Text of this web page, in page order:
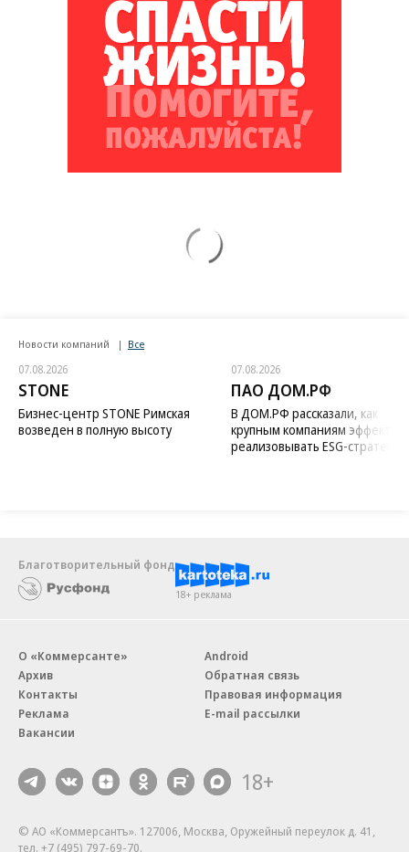
Новости компаний Все
07.08.2026
STONE
Бизнес-центр STONE Римская
возведен в полную высоту
07.08.2026
ПАО ДОМ.РФ
В ДОМ.РФ рассказали, как
крупным компаниям
реализовывать ESG-стратегию
Благотворительный фонд
18+ реклама
О «Коммерсанте»
Архив
Контакты
Реклама
Вакансии
Android
Обратная связь
Правовая информация
E-mail рассылки
18+
© АО «Коммерсантъ». 127006, Москва, Оружейный переулок д. 41,
тел. +7 (495) 797-69-70.